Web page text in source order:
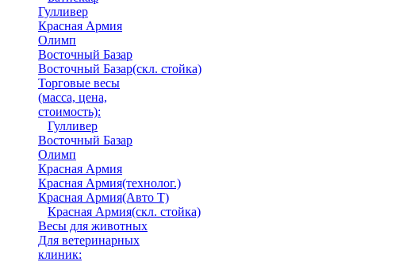
Гулливер
Красная Армия
Олимп
Восточный Базар
Восточный Базар(скл. стойка)
Торговые весы
(масса, цена,
стоимость):
Гулливер
Восточный Базар
Олимп
Красная Армия
Красная Армия(технолог.)
Красная Армия(Авто Т)
Красная Армия(скл. стойка)
Весы для животных
Для ветеринарных
клиник: